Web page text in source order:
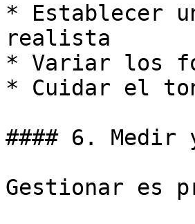
* Establecer
realista
* Variar los
* Cuidar el
#### 6. Medir
Gestionar es